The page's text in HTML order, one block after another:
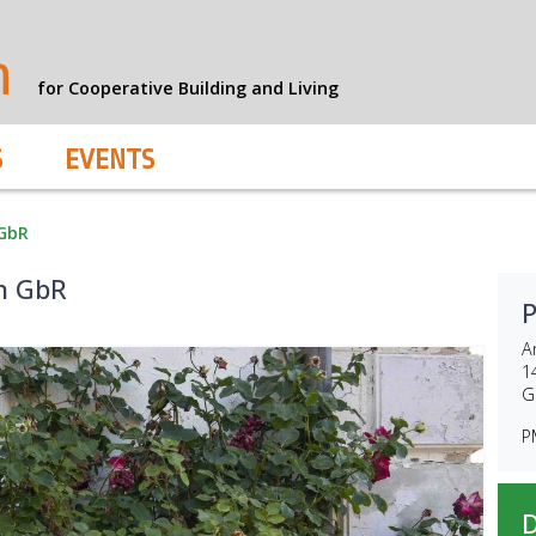
for Cooperative Building and Living
EVENTS
GbR